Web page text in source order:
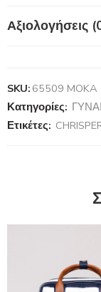
Αξιολογήσεις
SKU: 65509 MOKA
Κατηγορίες:
Ετικέτες: